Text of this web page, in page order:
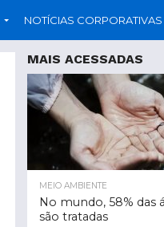
NOTÍCIAS CORPORATIVAS
MAIS ACESSADAS
MEIO AMBIENTE
No mundo, 58% das
são tratadas